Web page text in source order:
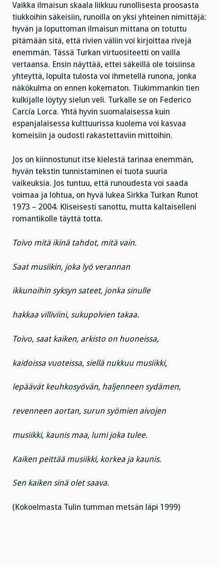
Vaikka ilmaisun skaala liikkuu runollisesta proosasta
tiukkoihin säkeisiin, runoilla on yksi yhteinen nimittäjä:
hyvän ja loputtoman ilmaisun mittana on totuttu
pitämään sitä, että rivien väliin voi kirjoittaa rivejä
enemmän. Tässä Turkan virtuositeetti on vailla
vertaansa. Ensin näyttää, ettei säkeillä ole toisiinsa
yhteyttä, lopulta tulosta voi ihmetellä runona, jonka
näkökulma on ennen kokematon. Tiukimmankin tien
kulkijalle löytyy sielun veli. Turkalle se on Federico
Carcía Lorca. Yhtä hyvin suomalaisessa kuin
espanjalaisessa kulttuurissa kuolema voi kasvaa
komeisiin ja oudosti rakastettaviin mittoihin.
Jos on kiinnostunut itse kielestä tarinaa enemmän,
hyvän tekstin tunnistaminen ei tuota suuria
vaikeuksia. Jos tuntuu, että runoudesta voi saada
voimaa ja lohtua, on hyvä lukea Sirkka Turkan Runot
1973 – 2004. Kliseisesti sanottu, mutta kaltaiselleni
romantikolle täyttä totta.
Toivo mitä ikinä tahdot, mitä vain.
Saat musiikin, joka lyö verannan
ikkunoihin syksyn sateet, jonka sinulle
hakkaa villiviini, sukupolvien takaa.
Toivo, saat kaiken, arkisto on huoneissa,
kaidoissa vuoteissa, siellä nukkuu musiikki,
lepäävät keuhkosyövän, haljenneen sydämen,
revenneen aortan, surun syömien aivojen
musiikki, kaunis maa, lumi joka tulee.
Kaiken peittää musiikki, korkea ja kaunis.
Sen kaiken sinä olet saava.
(Kokoelmasta Tulin tumman metsän läpi 1999)